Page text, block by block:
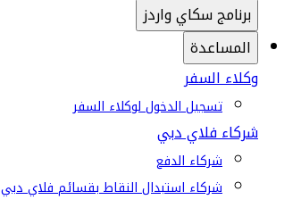
برنامج سكاي واردز
المساعدة
وكلاء السفر
تسجيل الدخول لوكلاء السفر
شركاء فلاي دبي
شركاء الدفع
شركاء استبدال النقاط بقسائم فلاي دبي